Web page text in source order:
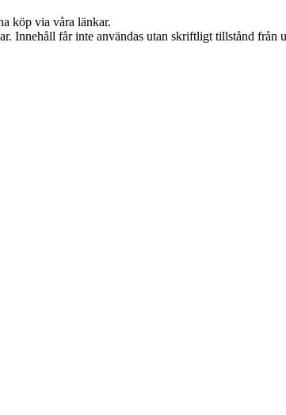
köp via våra länkar.
får inte användas utan skriftligt tillstånd från